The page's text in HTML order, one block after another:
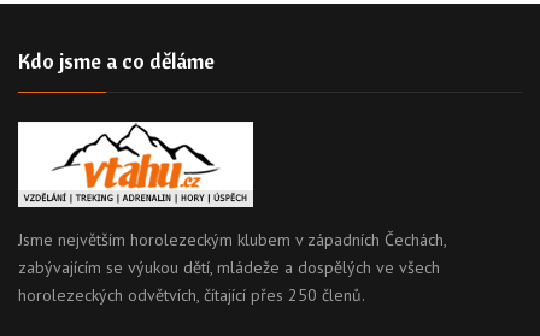
Kdo jsme a co děláme
Jsme největším horolezeckým klubem v západních Čechách,
zabývajícím se výukou dětí, mládeže a dospělých ve všech
horolezeckých odvětvích, čítající přes 250 členů.